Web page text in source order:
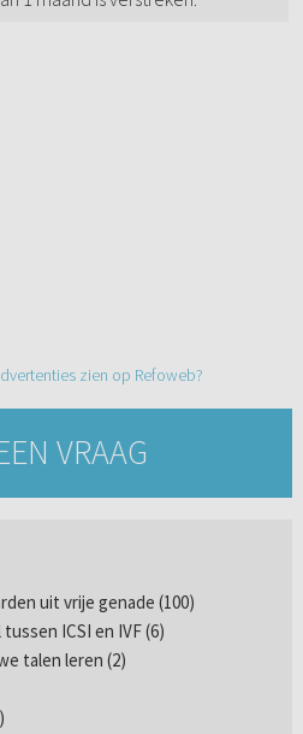
zien op Refoweb?
VRAAG
uit vrije genade (100)
ICSI en IVF (6)
talen leren (2)